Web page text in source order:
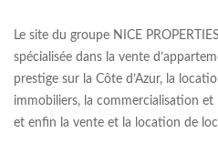
Le site du groupe NICE
spécialisée dans la vente
prestige sur la Côte d’Azur, la
immobiliers, la commercialisation
et enfin la vente et la location de